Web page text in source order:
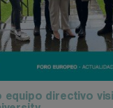
equipo directivo